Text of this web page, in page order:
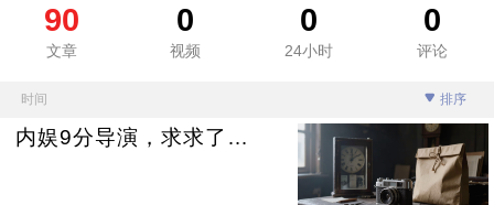
90
文章
0
视频
0
24小时
0
评论
时间 排序
内娱9分导演，求求了…